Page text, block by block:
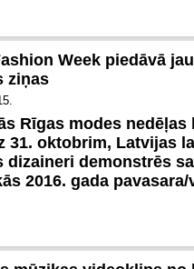
Week piedāvā
ziņas
Rīgas modes nedēļas
31. oktobrim, Latvijas
dizaineri demonstrēs
2016. gada pavasara/